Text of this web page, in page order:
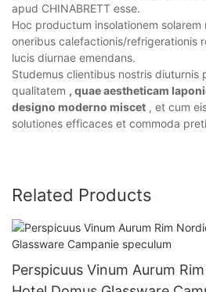
apud CHINABRETT esse.
Hoc productum insolationem
oneribus calefactionis/refrigerationis
lucis diurnae emendans.
Studemus clientibus nostris diuturnis
qualitatem , quae aestheticam
designo moderno miscet , et cum
solutiones efficaces et commoda
Related Products
Perspicuus Vinum Aurum